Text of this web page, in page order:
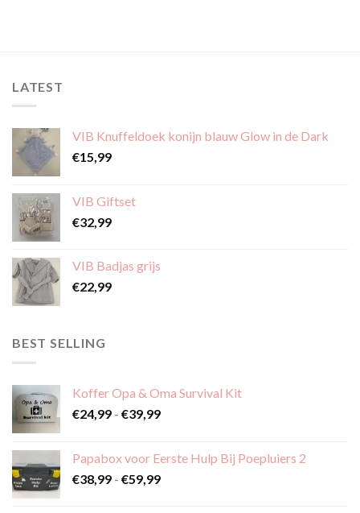
gekozen
worden
productpagina
worden
LATEST
VIB Knuffeldoek konijn blauw Glow in de Dark
€15,99
VIB Giftset
€32,99
VIB Badjas grijs
€22,99
BEST SELLING
Koffer Opa & Oma Survival Kit
€24,99 - €39,99Prijsklasse:
€39,99
Papabox voor Eerste Hulp Bij Poepluiers 2
€38,99 - €59,99Prijsklasse: